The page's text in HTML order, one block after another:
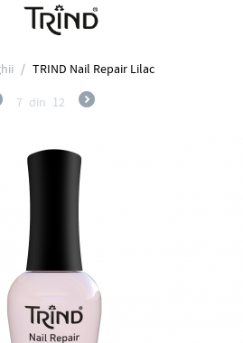
/ TRIND Nail Repair Lilac
7 din 12